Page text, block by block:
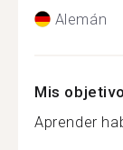
Alemán
Mis
Aprender